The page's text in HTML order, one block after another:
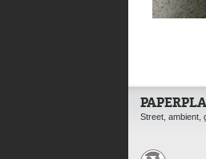
Street, ambient,